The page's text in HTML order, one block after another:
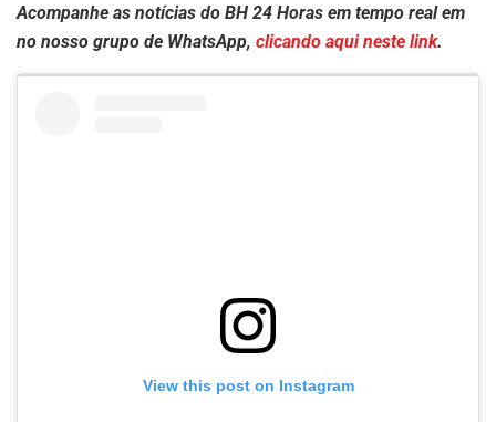
Acompanhe as notícias do BH 24 Horas em tempo real em
no nosso grupo de WhatsApp, clicando aqui neste link.
View this post on Instagram